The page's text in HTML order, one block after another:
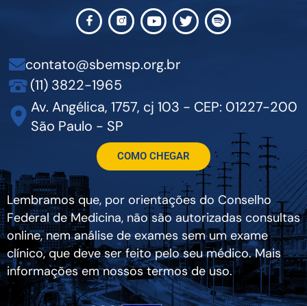
contato@sbemsp.org.br
(11) 3822-1965
Av. Angélica, 1757, cj 103 - CEP: 01227-200
São Paulo - SP
COMO CHEGAR
Lembramos que, por orientações do Conselho
Federal de Medicina, não são autorizadas consultas
online, nem análise de exames sem um exame
clínico, que deve ser feito pelo seu médico. Mais
informações em nossos termos de uso.